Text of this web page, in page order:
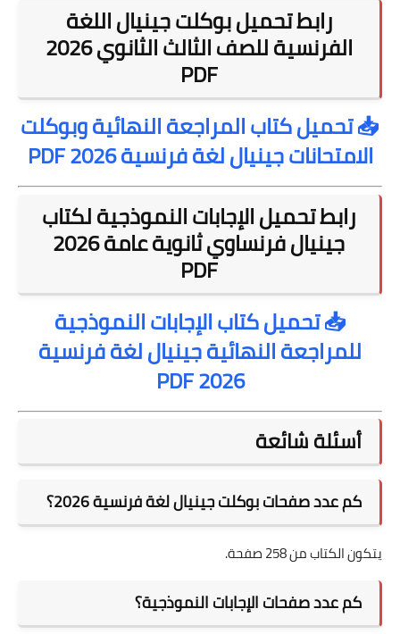
رابط تحميل بوكلت جينيال اللغة
الفرنسية للصف الثالث الثانوي 2026
PDF
📥 تحميل كتاب المراجعة النهائية وبوكلت
الامتحانات جينيال لغة فرنسية 2026 PDF
رابط تحميل الإجابات النموذجية لكتاب
جينيال فرنساوي ثانوية عامة 2026
PDF
📥 تحميل كتاب الإجابات النموذجية
للمراجعة النهائية جينيال لغة فرنسية
2026 PDF
أسئلة شائعة
كم عدد صفحات بوكلت جينيال لغة فرنسية 2026؟
يتكون الكتاب من 258 صفحة.
كم عدد صفحات الإجابات النموذجية؟